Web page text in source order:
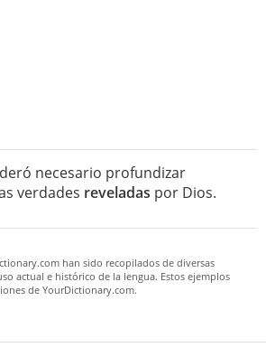
necesario profundizar
verdades reveladas por Dios.
han sido recopilados de diversas
actual e histórico de la lengua. Estos ejemplos
de YourDictionary.com.